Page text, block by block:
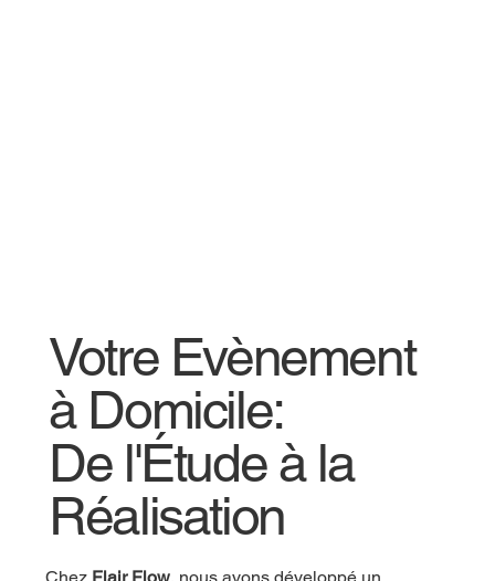
Votre Evènement
à Domicile:
De l'Étude à la
Réalisation